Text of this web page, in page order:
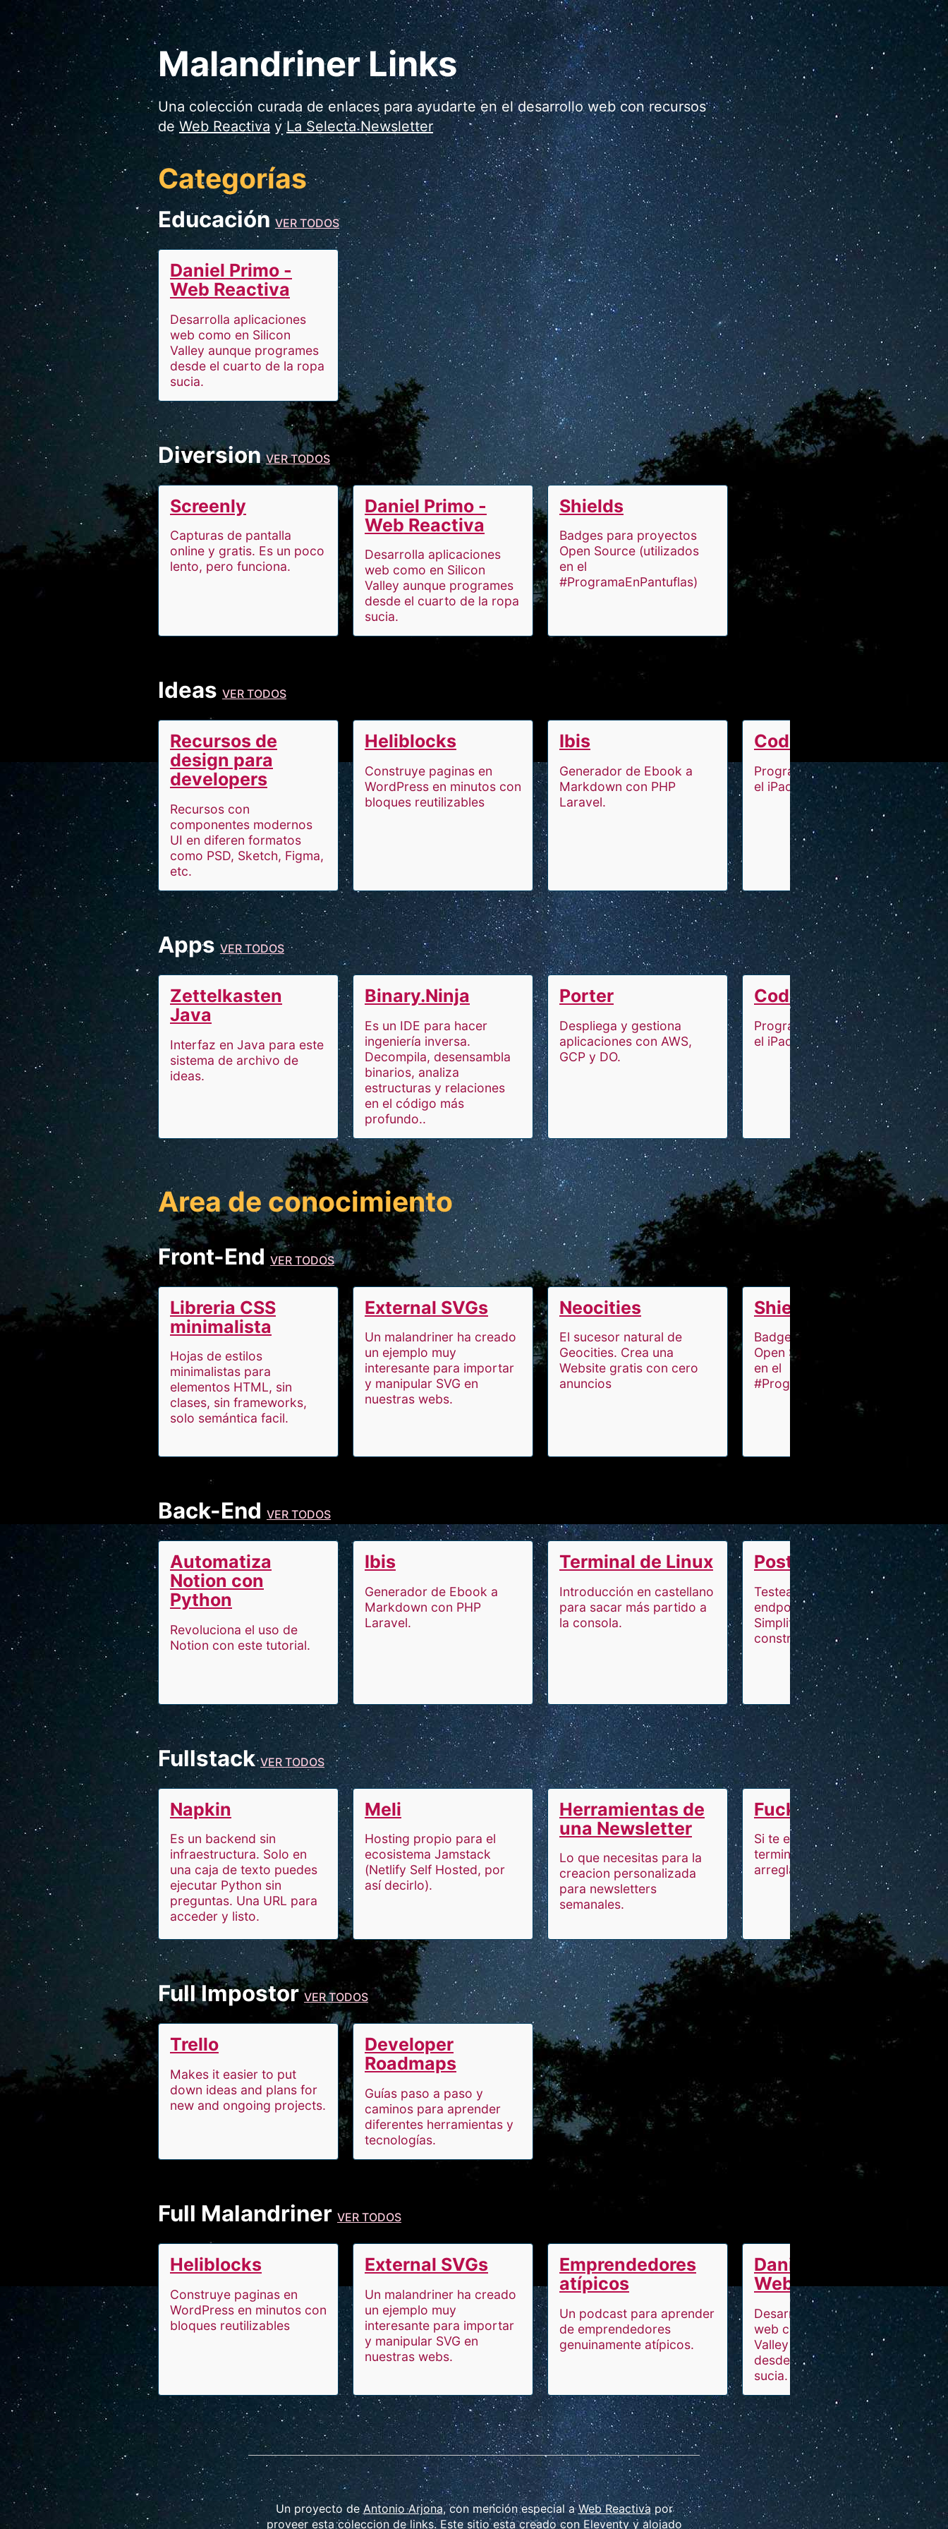
Malandriner Links
Una colección curada de enlaces para ayudarte en el desarrollo web con recursos
de Web ReactivayLa Selecta Newsletter
Categorías
EducaciónVER TODOS
Daniel Primo -
Web Reactiva
Desarrolla aplicaciones
web como en Silicon
Valley aunque programes
desde el cuarto de la ropa
sucia.
DiversionVER TODOS
Screenly
Capturas de pantalla
online y gratis. Es un poco
lento, pero funciona.
Daniel Primo -
Web Reactiva
Desarrolla aplicaciones
web como en Silicon
Valley aunque programes
desde el cuarto de la ropa
sucia.
Shields
Badges para proyectos
Open Source (utilizados
en el
#ProgramaEnPantuflas)
Ideas VER TODOS
Recursos de
design para
developers
Recursos con
componentes modernos
UI en diferen formatos
como PSD, Sketch, Figma,
etc.
Heliblocks
Construye paginas en
WordPress en minutos con
bloques reutilizables
Ibis
Generador de Ebook a
Markdown con PHP
Laravel.
Code App
Programar y compilar en
el iPad.
Apps VER TODOS
Zettelkasten
Java
Interfaz en Java para este
sistema de archivo de
ideas.
Binary.Ninja
Es un IDE para hacer
ingeniería inversa.
Decompila, desensambla
binarios, analiza
estructuras y relaciones
en el código más
profundo..
Porter
Despliega y gestiona
aplicaciones con AWS,
GCP y DO.
Code App
Programar y compilar en
el iPad.
Area de conocimiento
Front-End VER TODOS
Libreria CSS
minimalista
Hojas de estilos
minimalistas para
elementos HTML, sin
clases, sin frameworks,
solo semántica facil.
External SVGs
Un malandriner ha creado
un ejemplo muy
interesante para importar
y manipular SVG en
nuestras webs.
Neocities
El sucesor natural de
Geocities. Crea una
Website gratis con cero
anuncios
Shields
Badges para proyectos
Open Source (utilizados
en el
#ProgramaEnPantuflas)
Back-End VER TODOS
Automatiza
Notion con
Python
Revoluciona el uso de
Notion con este tutorial.
Ibis
Generador de Ebook a
Markdown con PHP
Laravel.
Terminal de Linux
Introducción en castellano
para sacar más partido a
la consola.
Postman
Testea una API con
endpoints y respuestas.
Simplifica los pasos para
construir una API
FullstackVER TODOS
Napkin
Es un backend sin
infraestructura. Solo en
una caja de texto puedes
ejecutar Python sin
preguntas. Una URL para
acceder y listo.
Meli
Hosting propio para el
ecosistema Jamstack
(Netlify Self Hosted, por
así decirlo).
Herramientas de
una Newsletter
Lo que necesitas para la
creacion personalizada
para newsletters
semanales.
FuckTerminal
Si te equivocas en la
terminal escribe "fuck" y lo
arreglas.
Full ImpostorVER TODOS
Trello
Makes it easier to put
down ideas and plans for
new and ongoing projects.
Developer
Roadmaps
Guías paso a paso y
caminos para aprender
diferentes herramientas y
tecnologías.
Full Malandriner VER TODOS
Heliblocks
Construye paginas en
WordPress en minutos con
bloques reutilizables
External SVGs
Un malandriner ha creado
un ejemplo muy
interesante para importar
y manipular SVG en
nuestras webs.
Emprendedores
atípicos
Un podcast para aprender
de emprendedores
genuinamente atípicos.
Daniel Primo -
Web Reactiva
Desarrolla aplicaciones
web como en Silicon
Valley aunque programes
desde el cuarto de la ropa
sucia.
Un proyecto deAntonio Arjona, con mención especial aWeb Reactivapor
proveer esta coleccion de links. Este sitio esta creado conEleventyy alojado